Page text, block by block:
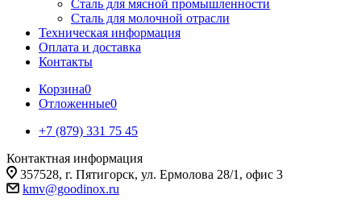
Сталь для мясной промышленности
Сталь для молочной отрасли
Техническая информация
Оплата и доставка
Контакты
Корзина0
Отложенные0
+7 (879) 331 75 45
Контактная информация
357528, г. Пятигорск, ул. Ермолова 28/1, офис 3
kmv@goodinox.ru